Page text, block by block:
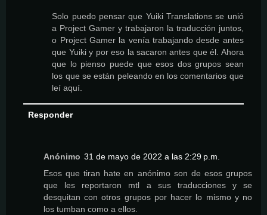
Solo puedo pensar que Yuiki Translations se unió
a Project Gamer y trabajaron la traducción juntos,
o Project Gamer la venía trabajando desde antes
que Yuiki y por eso la sacaron antes que él. Ahora
que lo pienso puede que esos dos grupos sean
los que se están peleando en los comentarios que
leí aquí.
Responder
Anónimo 31 de mayo de 2022 a las 2:29 p.m.
Esos que tiran hate en anónimo son de esos grupos
que les reportaron mtl a sus traducciones y se
desquitan con otros grupos por hacer lo mismo y no
los tumban como a ellos.